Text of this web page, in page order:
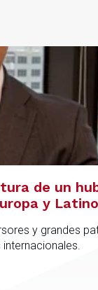
de un
y
y grandes